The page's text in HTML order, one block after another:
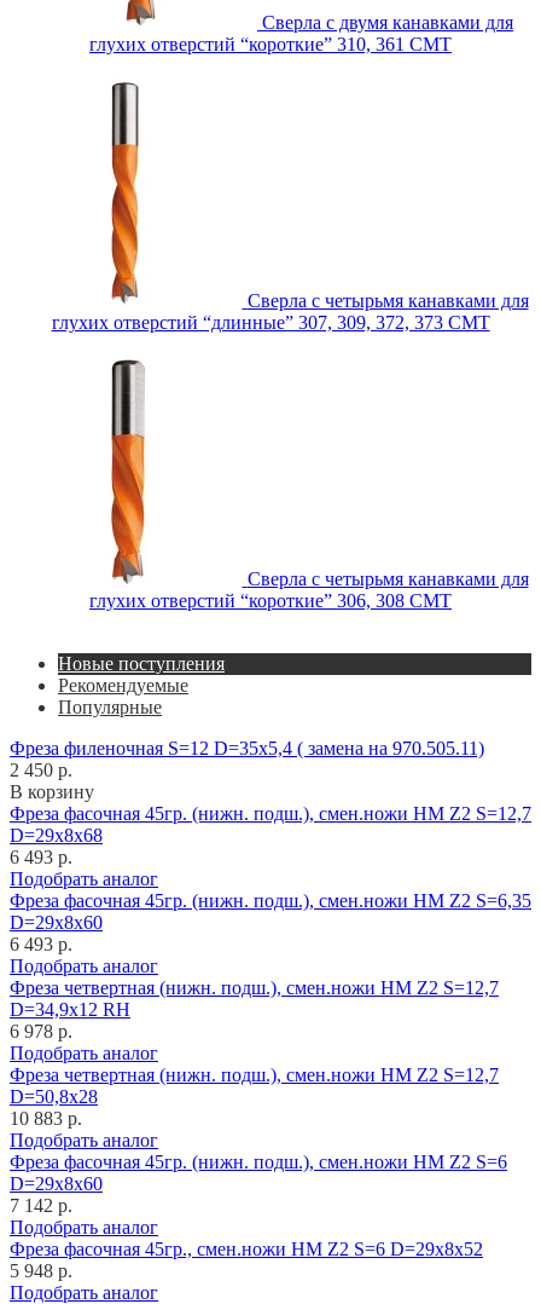
Сверла с двумя канавками для
глухих отверстий “короткие” 310, 361 CMT
Сверла с четырьмя канавками для
глухих отверстий “длинные” 307, 309, 372, 373 CMT
Сверла с четырьмя канавками для
глухих отверстий “короткие” 306, 308 CMT
Новые поступления
Рекомендуемые
Популярные
Фреза филеночная S=12 D=35x5,4 ( замена на 970.505.11)
2 450 р.
В корзину
Фреза фасочная 45гр. (нижн. подш.), смен.ножи HM Z2 S=12,7
D=29x8x68
6 493 р.
Подобрать аналог
Фреза фасочная 45гр. (нижн. подш.), смен.ножи HM Z2 S=6,35
D=29x8x60
6 493 р.
Подобрать аналог
Фреза четвертная (нижн. подш.), смен.ножи HM Z2 S=12,7
D=34,9x12 RH
6 978 р.
Подобрать аналог
Фреза четвертная (нижн. подш.), смен.ножи HM Z2 S=12,7
D=50,8x28
10 883 р.
Подобрать аналог
Фреза фасочная 45гр. (нижн. подш.), смен.ножи HM Z2 S=6
D=29x8x60
7 142 р.
Подобрать аналог
Фреза фасочная 45гр., смен.ножи HM Z2 S=6 D=29x8x52
5 948 р.
Подобрать аналог